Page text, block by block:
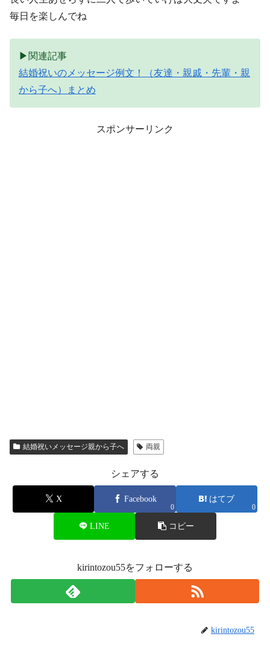
毎日を楽しんでね
▶関連記事
結婚祝いのメッセージ例文！（友達・親戚・先輩・親
から子へ）まとめ
スポンサーリンク
結婚祝いメッセージ親から子へ 両親
シェアする
X Facebook
0
はてブ
0
LINE コピー
kirintozou55をフォローする
kirintozou55